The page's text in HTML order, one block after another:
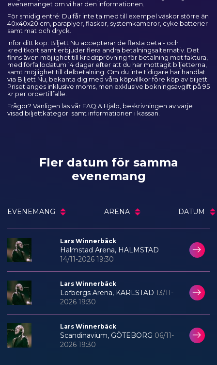
evenemanget om vi har den informationen.
För smidig entré: Du får inte ta med till exempel väskor större än
40x40x20 cm, paraplyer, flaskor, systemkameror, cykelbatterier
samt mat och dryck.
Inför ditt köp: Biljett Nu accepterar de flesta betal- och
kreditkort samt erbjuder flera andra betalningsalternativ. Det
finns även möjlighet till kreditprövning för betalning mot faktura,
med förfallodatum 14 dagar efter att du har mottagit biljetterna,
samt möjlighet till delbetalning. Om du inte tidigare har handlat
via Biljett Nu, bekanta dig med våra köpvillkorföre köp av biljett.
Priset anges inklusive moms, men exklusive bokningsavgift på 95
kr per ordertillfälle.
Frågor? Vänligen läs vår FAQ & Hjälp, beskrivningen av varje
visad biljettkategori samt informationen i kassan.
Fler datum för samma
evenemang
EVENEMANG ARENA DATUM
Lars Winnerbäck
Halmstad Arena, HALMSTAD
14/11-2026 19:30
Lars Winnerbäck
Löfbergs Arena, KARLSTAD 13/11-
2026 19:30
Lars Winnerbäck
Scandinavium, GÖTEBORG 06/11-
2026 19:30